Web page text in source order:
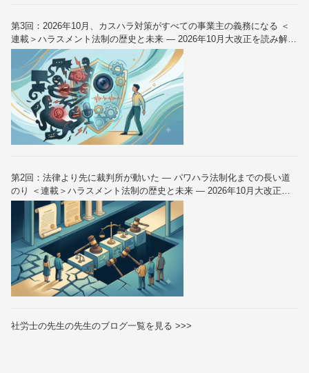
第3回：2026年10月、カスハラ対策がすべての事業主の義務になる ＜
連載＞ハラスメント法制の歴史と未来 — 2026年10月大改正を読み解く
（全6回）
第2回：法律より先に裁判所が動いた — パワハラ法制化までの長い道
のり ＜連載＞ハラスメント法制の歴史と未来 — 2026年10月大改正を
読み解く（全6回）
社労士の先生の先生のブログ一覧を見る >>>